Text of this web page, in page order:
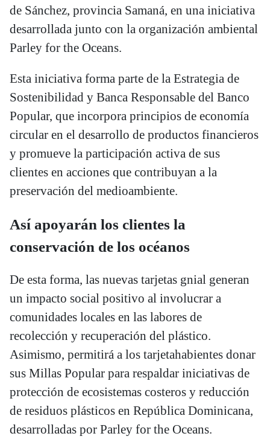
de Sánchez, provincia Samaná, en una iniciativa
desarrollada junto con la organización ambiental
Parley for the Oceans.
Esta iniciativa forma parte de la Estrategia de
Sostenibilidad y Banca Responsable del Banco
Popular, que incorpora principios de economía
circular en el desarrollo de productos financieros
y promueve la participación activa de sus
clientes en acciones que contribuyan a la
preservación del medioambiente.
Así apoyarán los clientes la
conservación de los océanos
De esta forma, las nuevas tarjetas gnial generan
un impacto social positivo al involucrar a
comunidades locales en las labores de
recolección y recuperación del plástico.
Asimismo, permitirá a los tarjetahabientes donar
sus Millas Popular para respaldar iniciativas de
protección de ecosistemas costeros y reducción
de residuos plásticos en República Dominicana,
desarrolladas por Parley for the Oceans.